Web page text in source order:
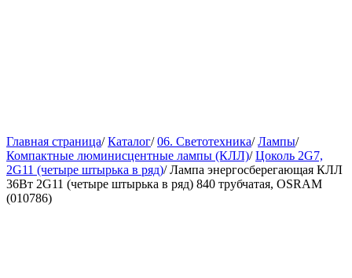
Главная страница/ Каталог/ 06. Светотехника/ Лампы/
Компактные люминисцентные лампы (КЛЛ)/ Цоколь 2G7,
2G11 (четыре штырька в ряд)/ Лампа энергосберегающая КЛЛ
36Вт 2G11 (четыре штырька в ряд) 840 трубчатая, OSRAM
(010786)